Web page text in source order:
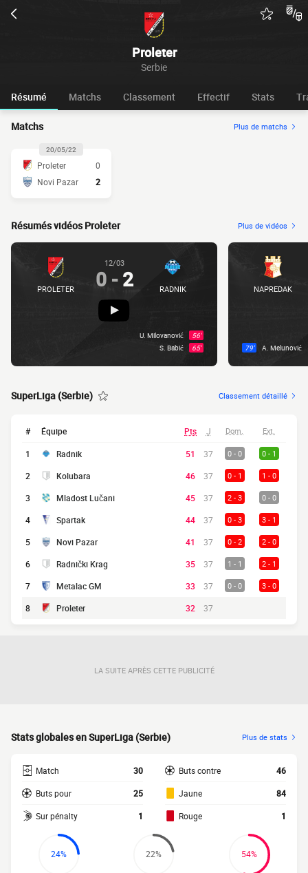
Proleter
Serbie
Résumé Matchs Classement Effectif Stats
Matchs Plus de matchs
20/05/22
Proleter
0
Novi Pazar
2
Résumés vidéos Proleter Plus de vidéos
PROLETER
12/03
0 - 2 RADNIK
56'
U. Milovanović
65'
S. Babić
NAPREDAK
79' A. Melunović
SuperLiga (Serbie) Classement détaillé
# Équipe Pts J Dom. Ext.
1 Radnik 51 37 0 - 0 0 - 1
2 Kolubara 46 37 0 - 1 1 - 0
3 Mladost Lučani 45 37 2 - 3 0 - 0
4 Spartak 44 37 0 - 3 3 - 1
5 Novi Pazar 41 37 0 - 2 2 - 0
6 Radnički Krag 35 37 1 - 1 2 - 1
7 Metalac GM 33 37 0 - 0 3 - 0
8 Proleter 32 37
LA SUITE APRÈS CETTE PUBLICITÉ
Stats globales en SuperLiga (Serbie) Plus de stats
Match 30
Buts pour 25
Sur pénalty 1
Buts contre 46
Jaune 84
Rouge 1
24% 22% 54%